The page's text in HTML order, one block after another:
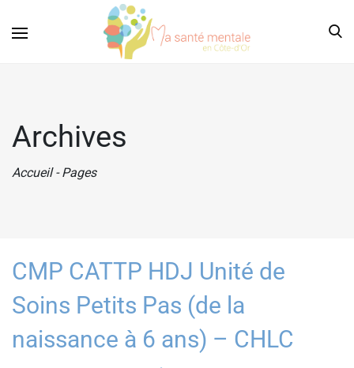
Archives
Accueil - Pages
CMP CATTP HDJ Unité de
Soins Petits Pas (de la
naissance à 6 ans) – CHLC